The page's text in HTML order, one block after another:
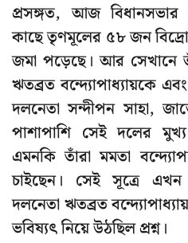
প্রসঙ্গত, আজ বিধানসভার
কাছে তৃণমূলের ৫৮ জন
জমা পড়েছে। আর সেখানে
ঋতব্রত বন্দ্যোপাধ্যায়কে
দলনেতা সন্দীপন সাহা,
পাশাপাশি সেই দলের
এমনকি তাঁরা মমতা
চাইছেন। সেই সূত্রে
দলনেতা ঋতব্রত
ভবিষ্যৎ নিয়ে উঠছিল প্রশ্ন।